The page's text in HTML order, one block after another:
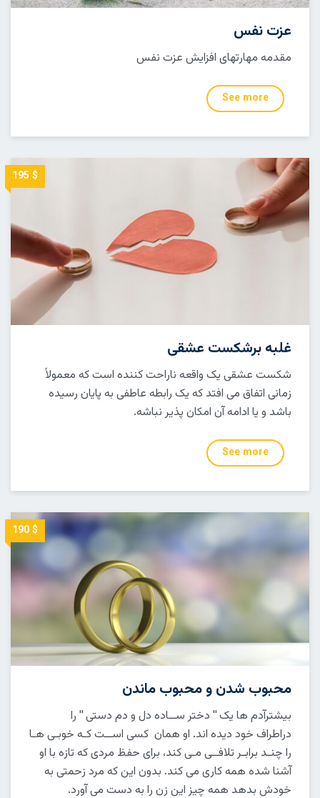
عزت نفس
مقدمه مهارتهای افزایش عزت نفس
See more
$ 195
غلبه برشکست عشقی
شکست عشقی یک واقعه ناراحت کننده است که معمولاً
زمانی اتفاق می افتد که یک رابطه عاطفی به پایان رسیده
باشد و یا ادامه آن امکان پذیر نباشه.
See more
$ 190
محبوب شدن و محبوب ماندن
بیشترآدم ها یک '' دختر ســاده دل و دم دستی '' را
دراطراف خود دیده اند. او همان کسی اســت کـه خوبـی هـا
را چنـد برابـر تلافــی مـی کند، برای حفظ مردی که تازه با او
آشنا شده همه کاری می کند. بدون این که مرد زحمتی به
خودش بدهد همه چیز این زن را به دست می آورد.